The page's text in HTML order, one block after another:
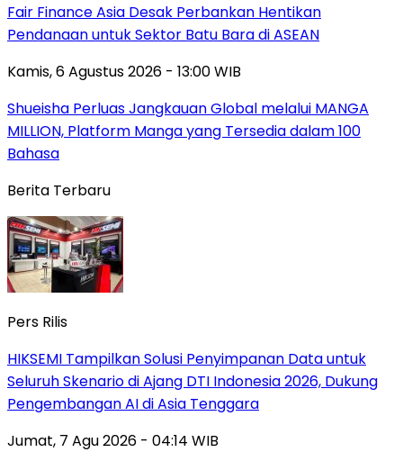
Fair Finance Asia Desak Perbankan Hentikan
Pendanaan untuk Sektor Batu Bara di ASEAN
Kamis, 6 Agustus 2026 - 13:00 WIB
Shueisha Perluas Jangkauan Global melalui MANGA
MILLION, Platform Manga yang Tersedia dalam 100
Bahasa
Berita Terbaru
Pers Rilis
HIKSEMI Tampilkan Solusi Penyimpanan Data untuk
Seluruh Skenario di Ajang DTI Indonesia 2026, Dukung
Pengembangan AI di Asia Tenggara
Jumat, 7 Agu 2026 - 04:14 WIB